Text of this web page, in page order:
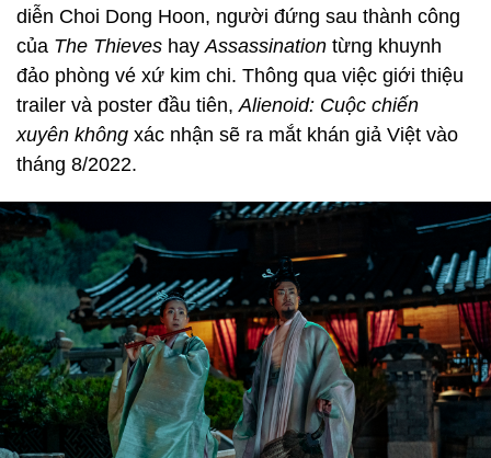
diễn Choi Dong Hoon, người đứng sau thành công
của The Thieves hayAssassination từng khuynh
đảo phòng vé xứ kim chi. Thông qua việc giới thiệu
trailer và poster đầu tiên,Alienoid: Cuộc chiến
xuyên không xác nhận sẽ ra mắt khán giả Việt vào
tháng 8/2022.